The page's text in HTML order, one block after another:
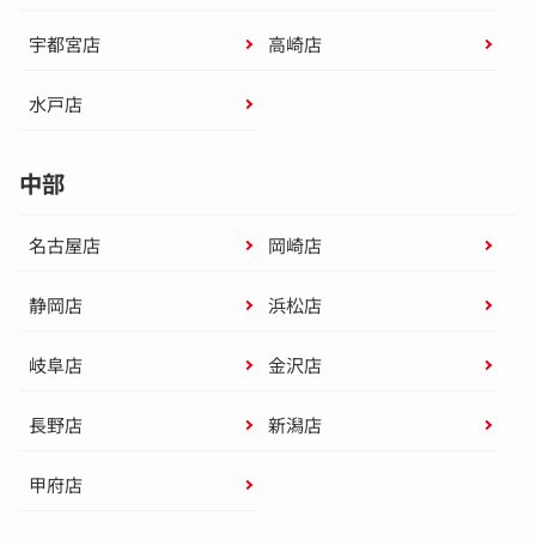
宇都宮店 高崎店
水戸店
中部
名古屋店 岡崎店
静岡店 浜松店
岐阜店 金沢店
長野店 新潟店
甲府店